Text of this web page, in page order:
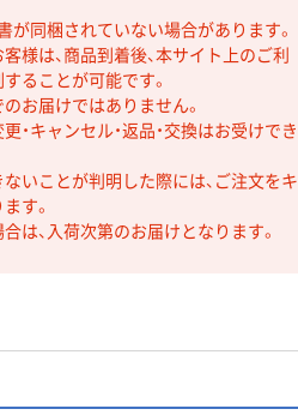
が同梱されていない場合があります。
様は、商品到着後、本サイト上のご利
ることが可能です。
お届けではありません。
キャンセル・返品・交換はお受けでき
いことが判明した際には、ご注文をキ
す。
は、入荷次第のお届けとなります。